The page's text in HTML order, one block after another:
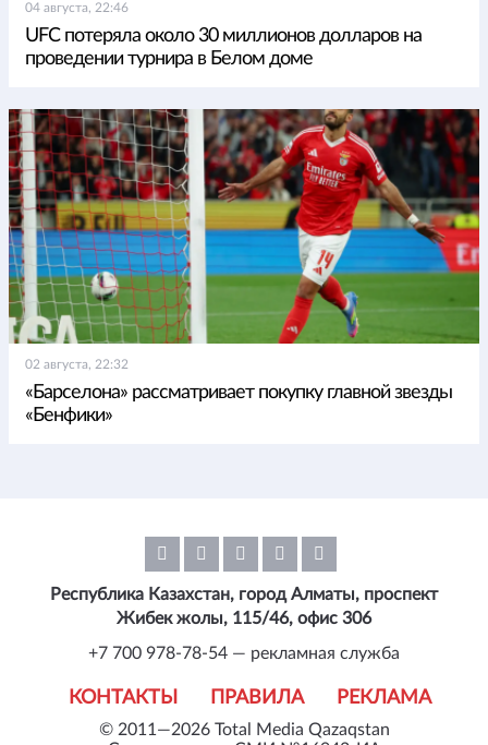
04 августа, 22:46
UFC потеряла около 30 миллионов долларов на
проведении турнира в Белом доме
02 августа, 22:32
«Барселона» рассматривает покупку главной звезды
«Бенфики»
© 2011—2026 Total Media Qazaqstan
КОНТАКТЫ ПРАВИЛА РЕКЛАМА
Республика Казахстан, город Алматы, проспект
Жибек жолы, 115/46, офис 306
+7 700 978-78-54 — рекламная служба